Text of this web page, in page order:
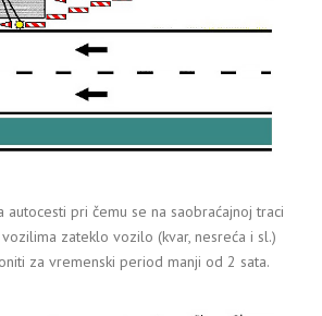
pri čemu se na saobraćajnoj traci
zateklo vozilo (kvar, nesreća i sl.)
za vremenski period manji od 2 sata.